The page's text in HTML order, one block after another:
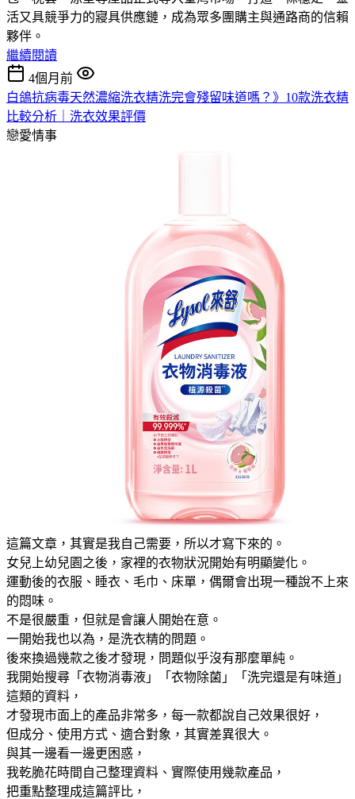
活又具競爭力的寢具供應鏈，成為眾多團購主與通路商的信賴
夥伴。
繼續閱讀
4個月前
白鴿抗病毒天然濃縮洗衣精洗完會殘留味道嗎？》10款洗衣精
比較分析｜洗衣效果評價
戀愛情事
這篇文章，其實是我自己需要，所以才寫下來的。
女兒上幼兒園之後，家裡的衣物狀況開始有明顯變化。
運動後的衣服、睡衣、毛巾、床單，偶爾會出現一種說不上來
的悶味。
不是很嚴重，但就是會讓人開始在意。
一開始我也以為，是洗衣精的問題。
後來換過幾款之後才發現，問題似乎沒有那麼單純。
我開始搜尋「衣物消毒液」「衣物除菌」「洗完還是有味道」
這類的資料，
才發現市面上的產品非常多，每一款都說自己效果很好，
但成分、使用方式、適合對象，其實差異很大。
與其一邊看一邊更困惑，
我乾脆花時間自己整理資料、實際使用幾款產品，
把重點整理成這篇評比，